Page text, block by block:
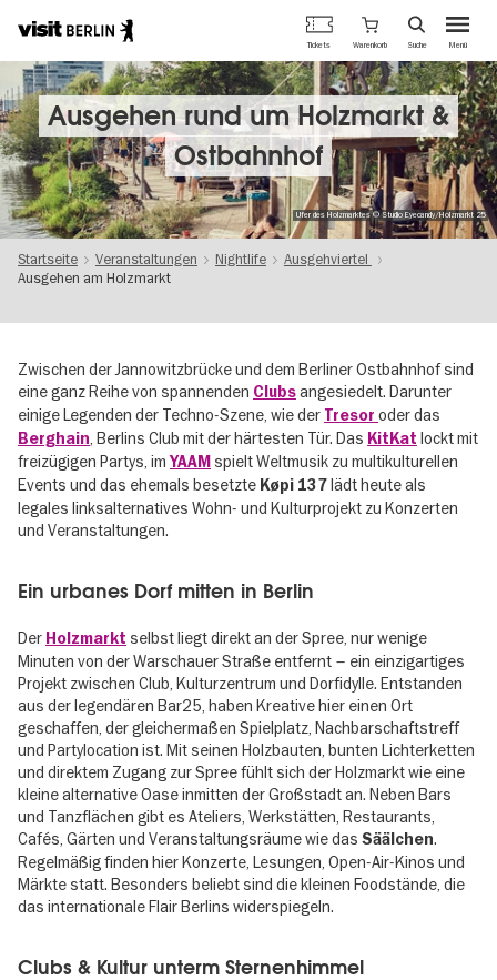
Direkt
zum
Inhalt
Berlins
offizielles
Tourismusportal
Menü
Tickets Warenkorb Suche
Ausgehen rund um Holzmarkt &
Ostbahnhof
Ufer des Holzmarktes © Studio Eyecandy/Holzmarkt 25
Startseite Veranstaltungen Nightlife
Ausgehviertel
Ausgehen am Holzmarkt
Zwischen der Jannowitzbrücke und dem Berliner Ostbahnhof sind
eine ganz Reihe von spannenden Clubsangesiedelt. Darunter
einige Legenden der Techno-Szene, wie der Tresor oder das
Berghain , Berlins Club mit der härtesten Tür. Das KitKat lockt mit
freizügigen Partys, im YAAM spielt Weltmusik zu multikulturellen
Events und das ehemals besetzte Køpi 137lädt heute als
legales links­alternatives Wohn- und Kulturprojekt zu Konzerten
und Veranstaltungen.
Ein urbanes Dorf mitten in Berlin
Der Holzmarkt selbst liegt direkt an der Spree, nur wenige
Minuten von der Warschauer Straße entfernt – ein einzigartiges
Projekt zwischen Club, Kulturzentrum und Dorfidylle. Entstanden
aus der legendären Bar25, haben Kreative hier einen Ort
geschaffen, der gleichermaßen Spielplatz, Nachbarschaftstreff
und Partylocation ist. Mit seinen Holzbauten, bunten Lichterketten
und direktem Zugang zur Spree fühlt sich der Holzmarkt wie eine
kleine alternative Oase inmitten der Großstadt an. Neben Bars
und Tanzflächen gibt es Ateliers, Werkstätten, Restaurants,
Cafés, Gärten und Veranstaltungsräume wie das Säälchen.
Regelmäßig finden hier Konzerte, Lesungen, Open-Air-Kinos und
Märkte statt. Besonders beliebt sind die kleinen Foodstände, die
das internationale Flair Berlins widerspiegeln.
Clubs & Kultur unterm Sternenhimmel